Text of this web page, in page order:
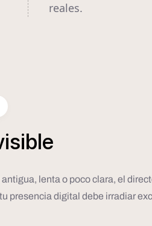
reales.
lenta o poco clara, el
presencia digital debe irradiar